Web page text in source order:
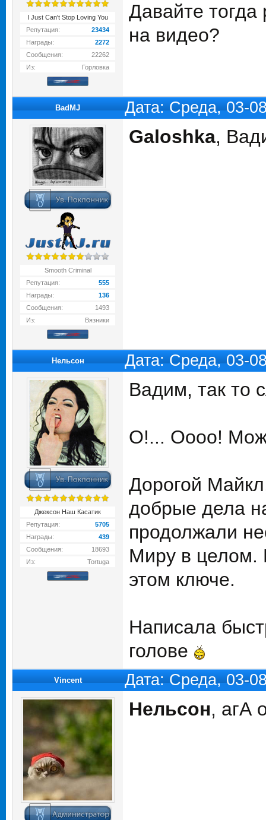
I Just Can't Stop Loving You
Репутация:
23434
Награды:
2272
Сообщения:
22262
Из:
Горловка
Давайте тогда
на видео?
BadMJ Дата: Среда, 03-
Smooth Criminal
Репутация:
555
Награды:
136
Сообщения:
1493
Из:
Вязники
Galoshka,
Нельсон Дата: Среда, 03-
Джексон Наш Касатик
Репутация:
5705
Награды:
439
Сообщения:
18693
Из:
Tortuga
Вадим, так то
О!... Оооо!
Дорогой
добрые дела
продолжали
Миру в целом.
этом ключе.
Написала
голове
Vincent Дата: Среда, 03-
Нельсон, агА